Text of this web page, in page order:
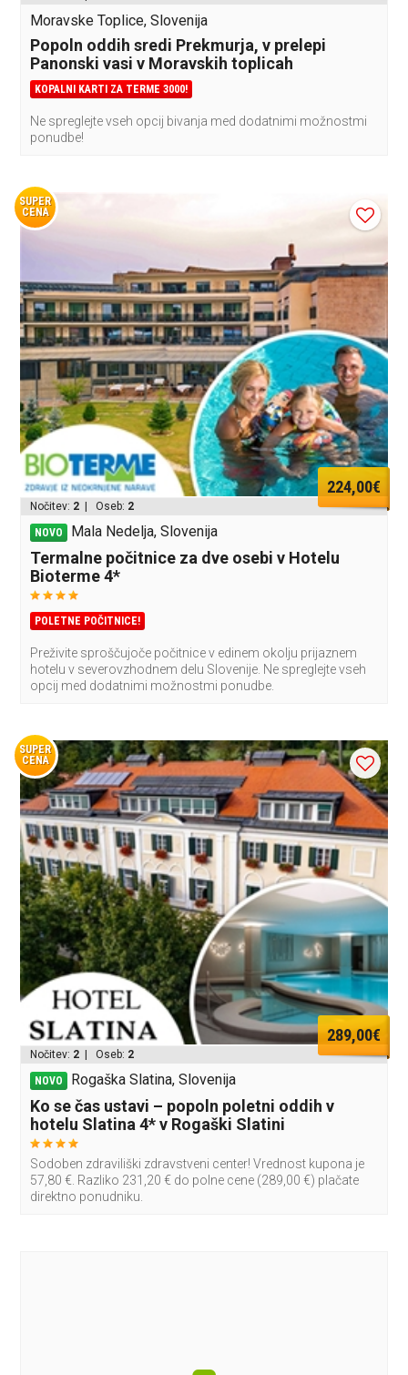
Moravske Toplice, Slovenija
Popoln oddih sredi Prekmurja, v prelepi
Panonski vasi v Moravskih toplicah
KOPALNI KARTI ZA TERME 3000!
Ne spreglejte vseh opcij bivanja med dodatnimi možnostmi
ponudbe!
SUPER
CENA
224,00€
Nočitev: 2 | Oseb: 2
NOVO Mala Nedelja, Slovenija
Termalne počitnice za dve osebi v Hotelu
Bioterme 4*
POLETNE POČITNICE!
Preživite sproščujoče počitnice v edinem okolju prijaznem
hotelu v severovzhodnem delu Slovenije. Ne spreglejte vseh
opcij med dodatnimi možnostmi ponudbe.
SUPER
CENA
289,00€
Nočitev: 2 | Oseb: 2
NOVO Rogaška Slatina, Slovenija
Ko se čas ustavi – popoln poletni oddih v
hotelu Slatina 4* v Rogaški Slatini
Sodoben zdraviliški zdravstveni center! Vrednost kupona je
57,80 €. Razliko 231,20 € do polne cene (289,00 €) plačate
direktno ponudniku.